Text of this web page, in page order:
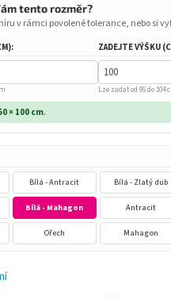
tento rozměr?
v rámci povolené tolerance, nebo si
ZADEJTE VÝŠKU
Lze zadat od 95 do 104
× 100 cm.
Bílá - Antracit Bílá - Zlatý dub
Bílá - Mahagon Antracit
Ořech Mahagon